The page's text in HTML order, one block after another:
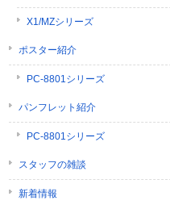
X1/MZシリーズ
ポスター紹介
PC-8801シリーズ
パンフレット紹介
PC-8801シリーズ
スタッフの雑談
新着情報